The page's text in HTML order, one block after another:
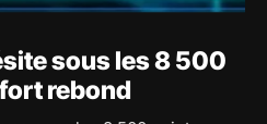
sous les 8 500
rebond